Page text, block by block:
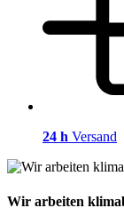
24 h Versand
Wir arbeiten